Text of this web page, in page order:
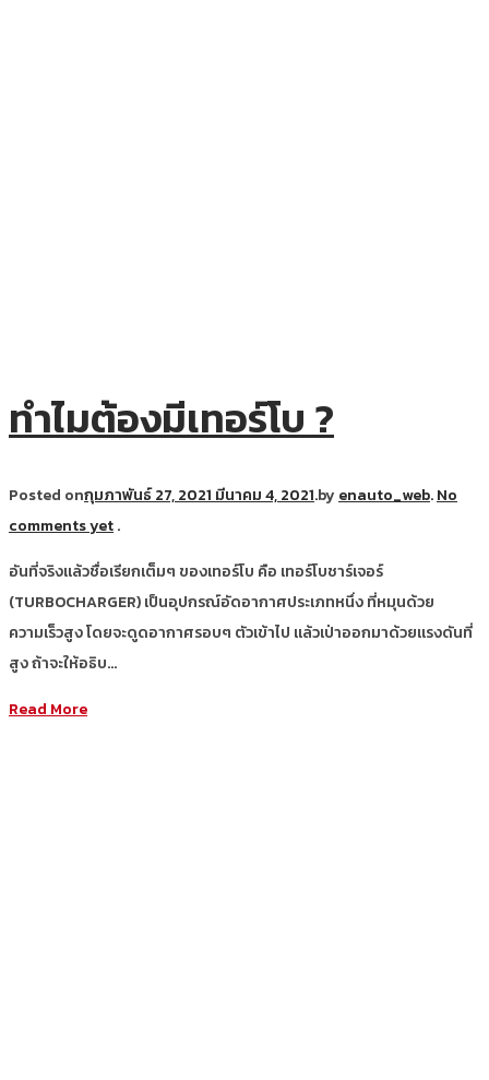
ทำไมต้องมีเทอร์โบ ?
Posted onกุมภาพันธ์ 27, 2021 มีนาคม 4, 2021.by enauto_web.No
comments yet.
อันที่จริงแล้วชื่อเรียกเต็มๆ ของเทอร์โบ คือ เทอร์โบชาร์เจอร์
(TURBOCHARGER) เป็นอุปกรณ์อัดอากาศประเภทหนึ่ง ที่หมุนด้วย
ความเร็วสูง โดยจะดูดอากาศรอบๆ ตัวเข้าไป แล้วเป่าออกมาด้วยแรงดันที่
สูง ถ้าจะให้อธิบ…
Read More